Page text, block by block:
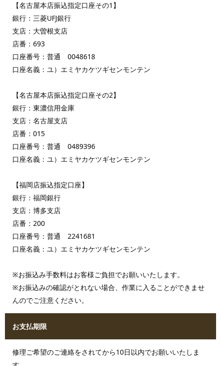
【名古屋本店振込指定口座その1】
銀行：三菱UFJ銀行
支店：大曽根支店
店番：693
口座番号：普通 0048618
口座名義：ユ）エミヤカケツギセンモンテン
【名古屋本店振込指定口座その2】
銀行：東濃信用金庫
支店：名古屋支店
店番：015
口座番号：普通 0489396
口座名義：ユ）エミヤカケツギセンモンテン
【福岡店振込指定口座】
銀行：福岡銀行
支店：博多支店
店番：200
口座番号：普通 2241681
口座名義：ユ）エミヤカケツギセンモンテン
※お振込み手数料はお客様ご負担でお願いいたします。
※お振込みの確認がとれない場合、作業に入ることができませ
んのでご注意ください。
お支払期限
修理ご希望のご連絡をされてから10日以内でお願いいたしま